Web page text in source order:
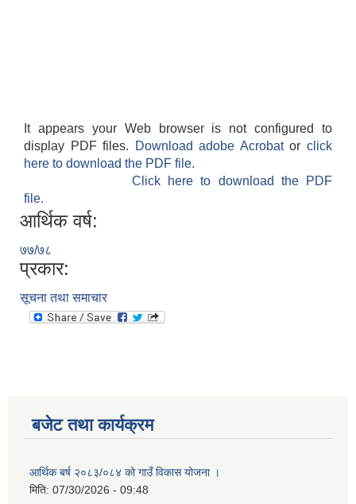
It appears your Web browser is not configured to
display PDF files.
Download adobe Acrobatorclick
here to download the PDF file.
Click here to download the PDF
file.
आर्थिक वर्ष:
७७/७८
प्रकार:
सूचना तथा समाचार
बजेट तथा कार्यक्रम
आर्थिक बर्ष २०८३/०८४ को गाउँ विकास योजना ।
मिति: 07/30/2026 - 09:48